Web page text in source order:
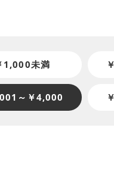
1,000未満
～￥4,000